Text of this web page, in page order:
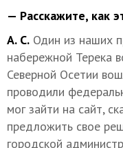
— Расскажите, как
А. С. Один из наших
набережной Терека
Северной Осетии
проводили
мог зайти на сайт,
предложить свое
городской